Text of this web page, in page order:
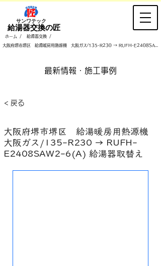
ホーム / 給湯器交換 /
​サンワテック
​給湯器交換の匠
​最新情報・施工事例
< 戻る
大阪府堺市堺区 給湯暖房用熱源機
大阪ガス/135-R230 → RUFH-
E2408SAW2-6(A) 給湯器取替え